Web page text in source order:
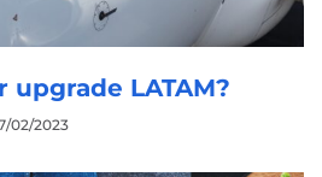
upgrade LATAM?
02/2023